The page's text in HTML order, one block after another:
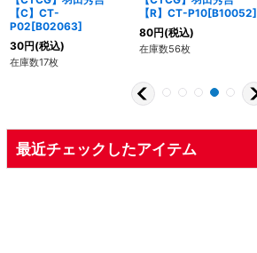
【C】CT-
P02[B02063]
30円(税込)
在庫数17枚
【R】CT-P10[B10052]
80円(税込)
在庫数56枚
最近チェックしたアイテム